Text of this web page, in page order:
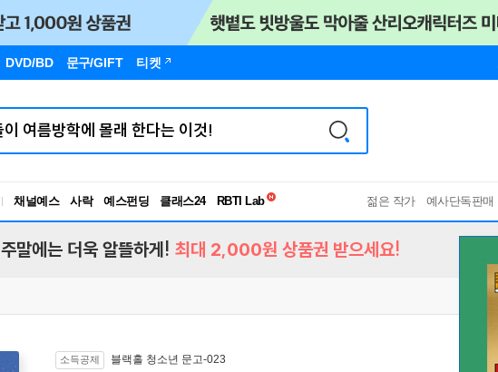
DVD/BD 문구/GIFT 티켓
채널예스 사락 예스펀딩 클래스24
독서유형검사
젊은 작가 예사단독판매
주말에는 더욱 알뜰하게! 최대 2,000원 상품권 받으세요!
소득공제 블랙홀 청소년 문고-023